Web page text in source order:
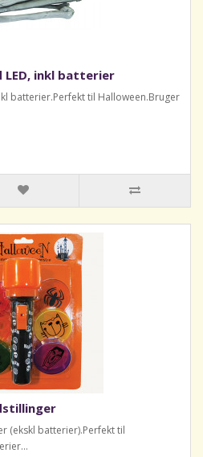
LED, inkl batterier
batterier.Perfekt til Halloween.Bruger
(ekskl batterier).Perfekt til